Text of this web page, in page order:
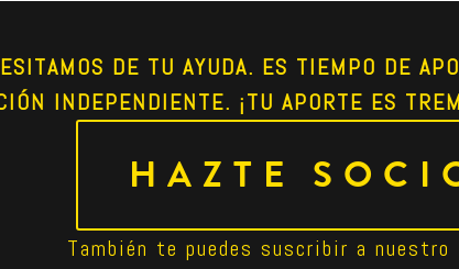
DE TU AYUDA. ES TIEMPO DE
INDEPENDIENTE. ¡TU APORTE ES
HAZTE
También te puedes suscribir a nuestro